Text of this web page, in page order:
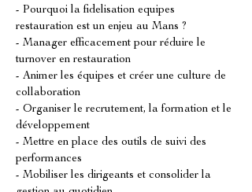
- Pourquoi la fidelisation equipes
restauration est un enjeu au Mans ?
- Manager efficacement pour réduire le
turnover en restauration
- Animer les équipes et créer une culture de
collaboration
- Organiser le recrutement, la formation et le
développement
- Mettre en place des outils de suivi des
performances
- Mobiliser les dirigeants et consolider la